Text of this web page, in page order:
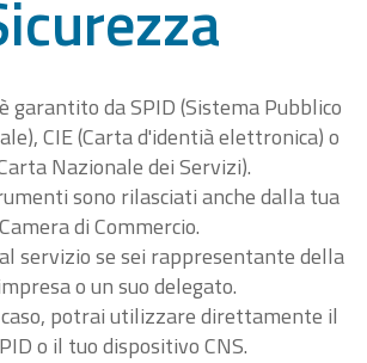
garantito da SPID (Sistema Pubblico
CIE (Carta d'identià elettronica) o
Nazionale dei Servizi).
sono rilasciati anche dalla tua
Camera di Commercio.
servizio se sei rappresentante della
o un suo delegato.
potrai utilizzare direttamente il
o il tuo dispositivo CNS.